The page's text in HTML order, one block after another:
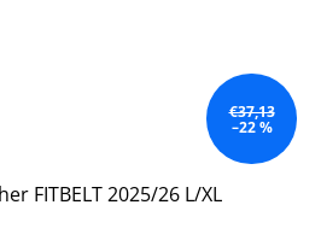
€37,13
–22 %
FITBELT 2025/26 L/XL